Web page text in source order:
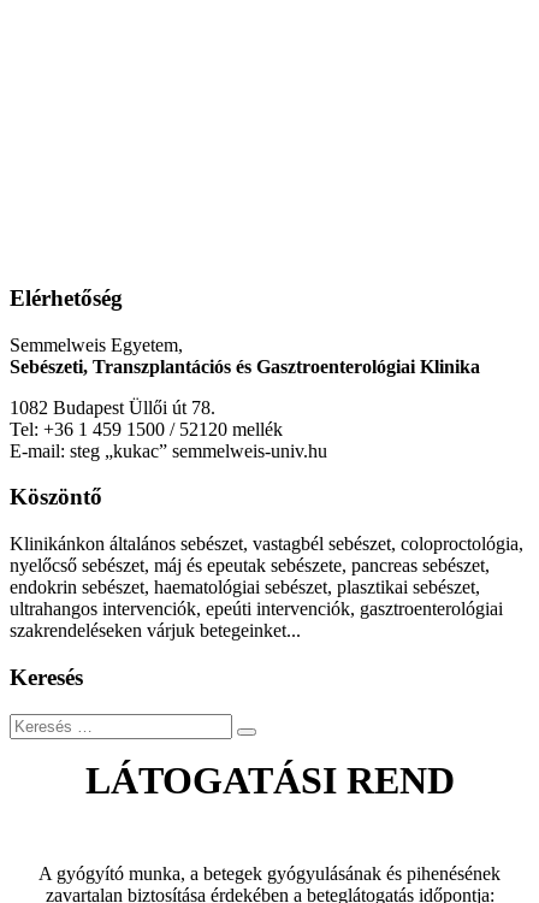
Elérhetőség
Semmelweis Egyetem,
Sebészeti, Transzplantációs és Gasztroenterológiai Klinika
1082 Budapest Üllői út 78.
Tel: +36 1 459 1500 / 52120 mellék
E-mail: steg „kukac” semmelweis-univ.hu
Köszöntő
Klinikánkon általános sebészet, vastagbél sebészet, coloproctológia,
nyelőcső sebészet, máj és epeutak sebészete, pancreas sebészet,
endokrin sebészet, haematológiai sebészet, plasztikai sebészet,
ultrahangos intervenciók, epeúti intervenciók, gasztroenterológiai
szakrendeléseken várjuk betegeinket...
Keresés
Keresés
LÁTOGATÁSI REND
A gyógyító munka, a betegek gyógyulásának és pihenésének
zavartalan biztosítása érdekében a beteglátogatás időpontja: